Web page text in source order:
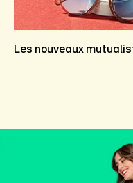
Les nouveaux